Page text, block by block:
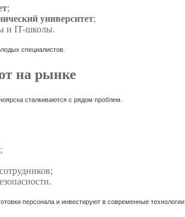
;
университет;
и IT-школы.
специалистов.
на рынке
сталкиваются с рядом проблем.
персонала и инвестируют в современные технологии.